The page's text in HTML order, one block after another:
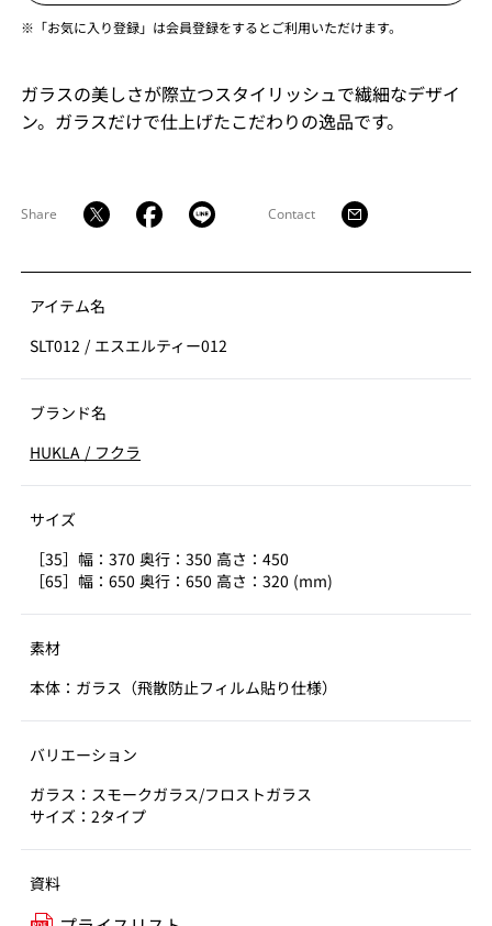
※「お気に入り登録」は会員登録をするとご利用いただけます。
ガラスの美しさが際立つスタイリッシュで繊細なデザイ
ン。ガラスだけで仕上げたこだわりの逸品です。
Share Contact
アイテム名
SLT012 / エスエルティー012
ブランド名
HUKLA / フクラ
サイズ
［35］幅：370 奥行：350 高さ：450
［65］幅：650 奥行：650 高さ：320 (mm)
素材
本体：ガラス（飛散防止フィルム貼り仕様）
バリエーション
ガラス：スモークガラス/フロストガラス
サイズ：2タイプ
資料